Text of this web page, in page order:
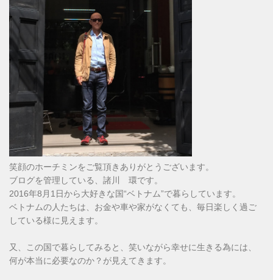
笑顔のホーチミンをご覧頂きありがとうございます。
ブログを管理している、諸川 環です。
2016年8月1日から大好きな国“ベトナム”で暮らしています。
ベトナムの人たちは、お金や車や家がなくても、毎日楽しく過ご
している様に見えます。
又、この国で暮らしてみると、笑いながら幸せに生きる為には、
何が本当に必要なのか？が見えてきます。